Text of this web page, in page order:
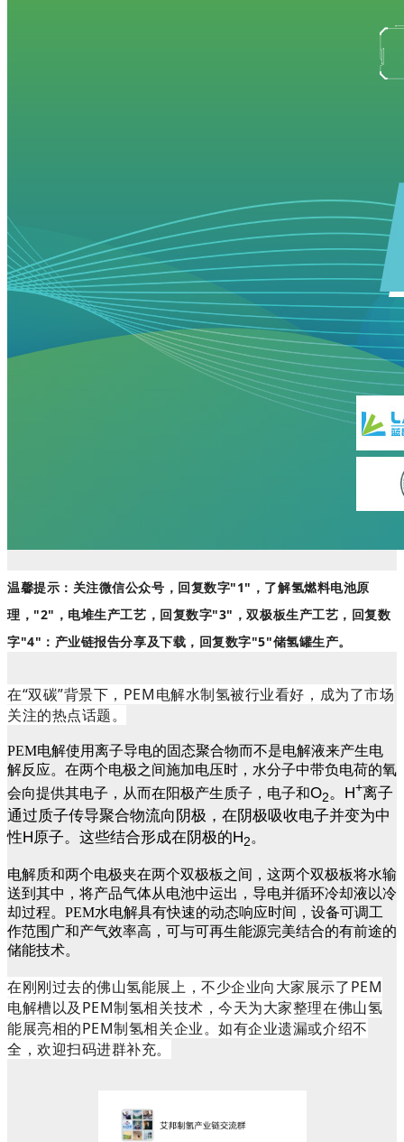
温馨提示：关注微信公众号，回复数字"1"，了解氢燃料电池原
理，"2"，电堆生产工艺，回复数字"3"，双极板生产工艺，回复数
字"4"：产业链报告分享及下载，回复数字"5"储氢罐生产。
在“双碳”背景下， PEM电解水制氢被行业看好，成为了市场
关注的热点话题。
PEM电解使用离子导电的固态聚合物而不是电解液来产生电
解反应。在两个电极之间施加电压时，水分子中带负电荷的氧
会向提供其电子，从而在阳极产生质子，电子和O2。H+离子
通过质子传导聚合物流向阴极，在阴极吸收电子并变为中
性H原子。这些结合形成在阴极的H2。
电解质和两个电极夹在两个双极板之间，这两个双极板将水输
送到其中，将产品气体从电池中运出，导电并循环冷却液以冷
却过程。PEM水电解具有快速的动态响应时间，设备可调工
作范围广和产气效率高，可与可再生能源完美结合的有前途的
储能技术。
在刚刚过去的佛山氢能展上，不少企业向大家展示了PEM
电解槽以及PEM制氢相关技术，今天为大家整理在佛山氢
能展亮相的PEM制氢相关企业。如有企业遗漏或介绍不
全，欢迎扫码进群补充。